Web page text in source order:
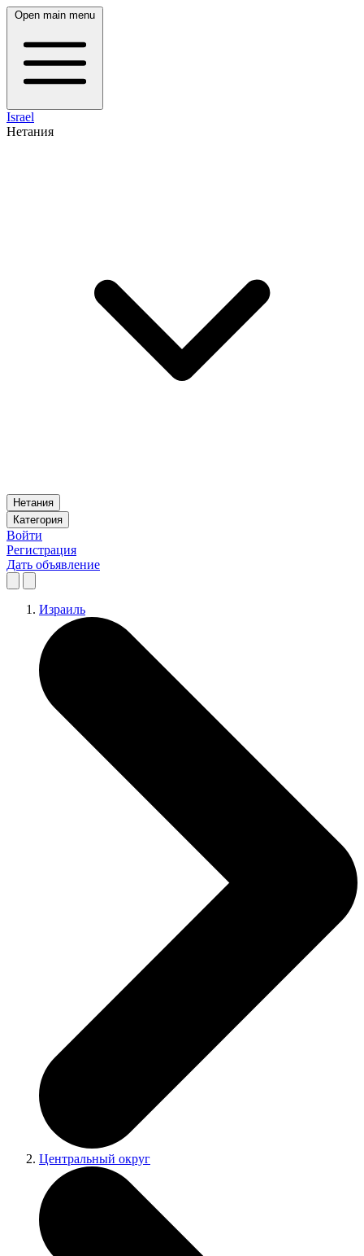
Open main menu
Israel
Нетания
Нетания
Категория
Войти
Регистрация
Дать объявление
Израиль
Центральный округ